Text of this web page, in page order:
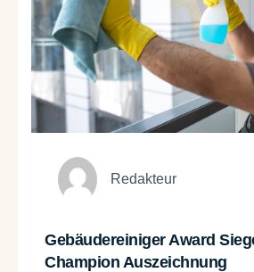
Gebäudereiniger Award
Champion Auszeichnung
Redakteur